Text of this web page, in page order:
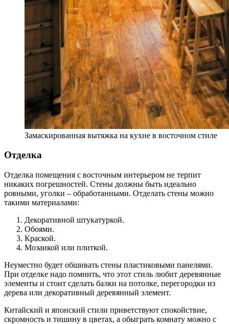
Замаскированная вытяжка на кухне в восточном стиле
Отделка
Отделка помещения с восточным интерьером не терпит
никаких погрешностей. Стены должны быть идеально
ровными, уголки – обработанными. Отделать стены можно
такими материалами:
Декоративной штукатуркой.
Обоями.
Краской.
Мозаикой или плиткой.
Неуместно будет обшивать стены пластиковыми панелями.
При отделке надо помнить, что этот стиль любит деревянные
элементы и стоит сделать балки на потолке, перегородки из
дерева или декоративный деревянный элемент.
Китайский и японский стили приветствуют спокойствие,
скромность и тишину в цветах, а обыграть комнату можно с